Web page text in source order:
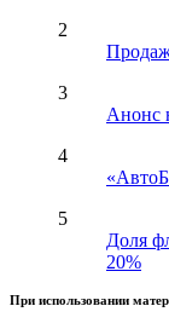
2
3
Анонс
4
5
Доля
20%
При использовании